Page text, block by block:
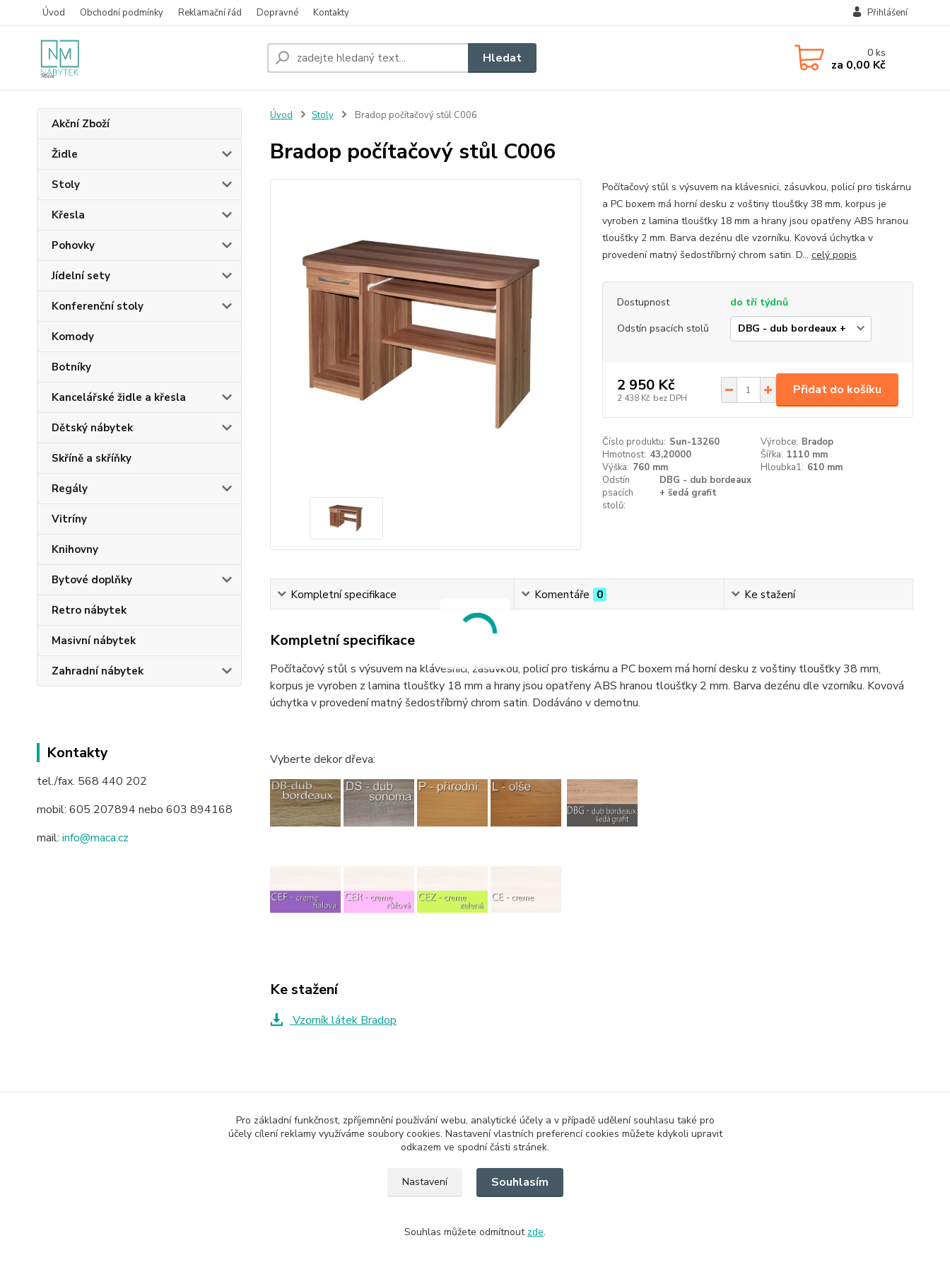
Úvod Obchodní podmínky Reklamační řád Dopravné Kontakty Přihlášení
Hledat 0ks
za 0,00 Kč
Akční Zboží
Židle
Stoly
Křesla
Pohovky
Jídelní sety
Konferenční stoly
Komody
Botníky
Kancelářské židle a křesla
Dětský nábytek
Skříně a skříňky
Regály
Vitríny
Knihovny
Bytové doplňky
Retro nábytek
Masivní nábytek
Zahradní nábytek
Kontakty
tel./fax. 568 440 202
mobil: 605 207894 nebo 603 894168
mail: info@maca.cz
Úvod Stoly Bradop počítačový stůl C006
Bradop počítačový stůl C006
Počítačový stůl s výsuvem na klávesnici, zásuvkou, policí pro tiskárnu
a PC boxem má horní desku z voštiny tloušťky 38 mm, korpus je
vyroben z lamina tloušťky 18 mm a hrany jsou opatřeny ABS hranou
tloušťky 2 mm. Barva dezénu dle vzorníku. Kovová úchytka v
provedení matný šedostříbrný chrom satin. D... celý popis
Dostupnost
do tří týdnů
Odstín psacích stolů
2 950 Kč
2 438 Kč bez DPH
Přidat do košíku
Číslo produktu: Sun-13260 Výrobce: Bradop
Hmotnost: 43,20000 Šířka: 1110 mm
Výška: 760 mm Hloubka1: 610 mm
Odstín
psacích
stolů:
DBG - dub bordeaux
+ šedá grafit
Kompletní specifikace Komentáře 0 Ke stažení
Kompletní specifikace
Počítačový stůl s výsuvem na klávesnici, zásuvkou, policí pro tiskárnu a PC boxem má horní desku z voštiny tloušťky 38 mm,
korpus je vyroben z lamina tloušťky 18 mm a hrany jsou opatřeny ABS hranou tloušťky 2 mm. Barva dezénu dle vzorníku. Kovová
úchytka v provedení matný šedostříbrný chrom satin. Dodáváno v demotnu.
Vyberte dekor dřeva:
Ke stažení
Vzorník látek Bradop
Stoly
Pro základní funkčnost, zpříjemnění používání webu, analytické účely a v případě udělení souhlasu také pro
účely cílení reklamy využíváme soubory cookies. Nastavení vlastních preferencí cookies můžete kdykoli upravit
odkazem ve spodní části stránek.
Nastavení Souhlasím
Souhlas můžete odmítnout zde.